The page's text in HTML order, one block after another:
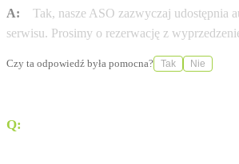
A:
Tak, nasze ASO zazwyczaj udostępnia
serwisu. Prosimy o rezerwację z
Czy ta odpowiedź była pomocna? Tak Nie
Q: